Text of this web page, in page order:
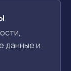
данные и